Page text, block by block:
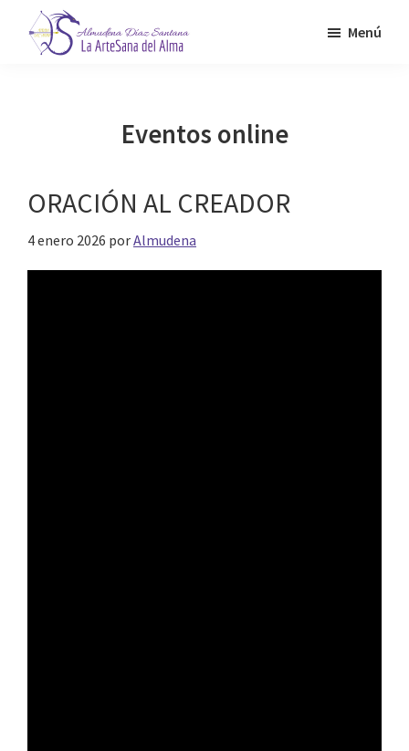
Saltar
Menú
Eventos online
ORACIÓN AL CREADOR
4 enero 2026 porAlmudena